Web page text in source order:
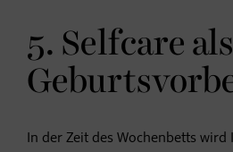
5. Selfcare als
In der Zeit des Wochenbetts